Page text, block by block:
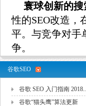
寰球创新的搜
性的SEO改造，
平。与竞争对手
争。
谷歌SEO
谷歌 SEO 入门指南
谷歌“猫头鹰”算法更新